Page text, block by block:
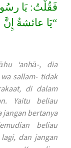
فَقُلْتُ: يَا
“يَا عائشةُ إِنَّ
‘anhā-, dia
sallam- tidak
di dalam
Yaitu beliau
jangan bertanya
beliau
dan jangan